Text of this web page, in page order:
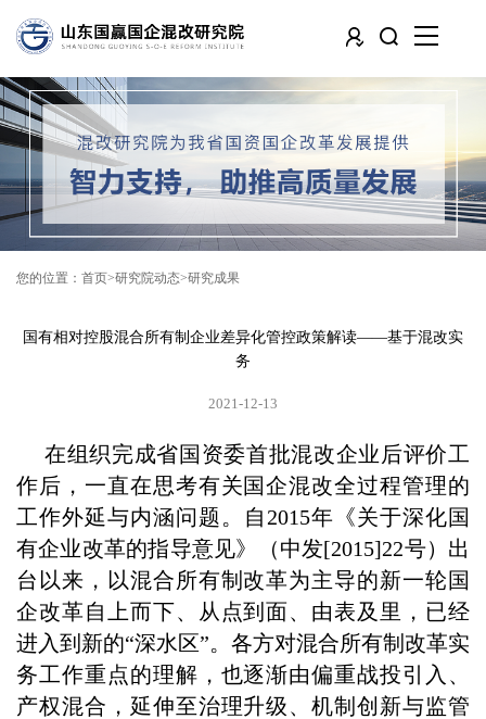
您的位置： 首页 研究院动态 研究成果
国有相对控股混合所有制企业差异化管控政策解读——基于混改实
务
2021-12-13
在组织完成省国资委首批混改企业后评价工
作后，一直在思考有关国企混改全过程管理的
工作外延与内涵问题。自2015年《关于深化国
有企业改革的指导意见》（中发[2015]22号）出
台以来，以混合所有制改革为主导的新一轮国
企改革自上而下、从点到面、由表及里，已经
进入到新的“深水区”。各方对混合所有制改革实
务工作重点的理解，也逐渐由偏重战投引入、
产权混合，延伸至治理升级、机制创新与监管